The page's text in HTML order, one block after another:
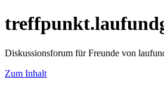
Diskussionsforum für Freunde von
Zum Inhalt